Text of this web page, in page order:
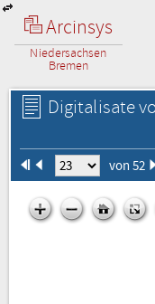
Arcinsys
Niedersachsen
Bremen
Digitalisate
von 52